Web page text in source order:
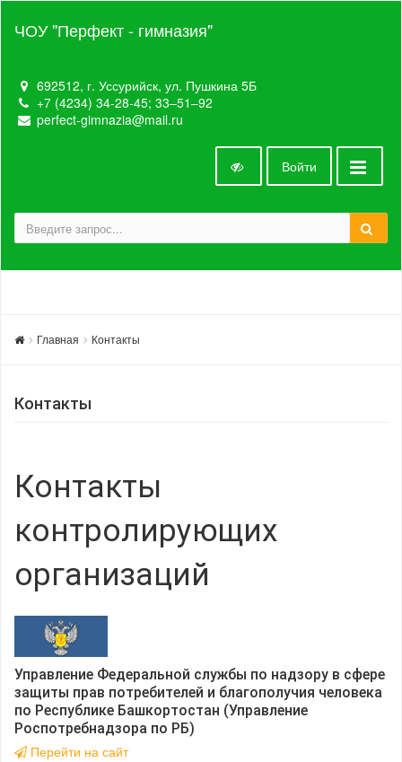
ЧОУ "Перфект - гимназия"
692512, г. Уссурийск, ул. Пушкина 5Б
+7 (4234) 34-28-45; 33‒51‒92
perfect-gimnazia@mail.ru
Войти
Главная Контакты
Контакты
Контакты
контролирующих
организаций
Управление Федеральной службы по надзору в сфере
защиты прав потребителей и благополучия человека
по Республике Башкортостан (Управление
Роспотребнадзора по РБ)
Перейти на сайт